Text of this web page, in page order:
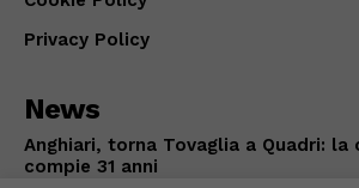
Privacy Policy
News
Anghiari, torna Tovaglia a Quadri:
compie 31 anni